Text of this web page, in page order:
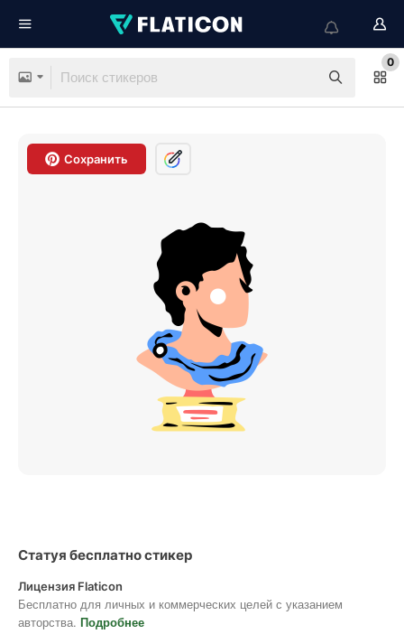
0
Сохранить
Статуя бесплатно стикер
Лицензия Flaticon
Бесплатно для личных и коммерческих целей с указанием
авторства. Подробнее